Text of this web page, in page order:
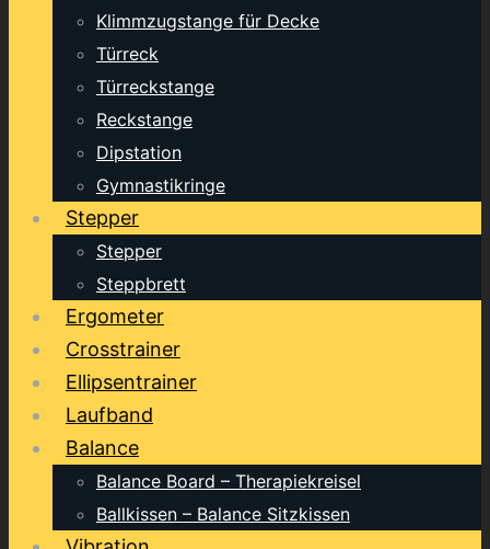
Klimmzugstange für Decke
Türreck
Türreckstange
Reckstange
Dipstation
Gymnastikringe
Stepper
Stepper
Steppbrett
Ergometer
Crosstrainer
Ellipsentrainer
Laufband
Balance
Balance Board – Therapiekreisel
Ballkissen – Balance Sitzkissen